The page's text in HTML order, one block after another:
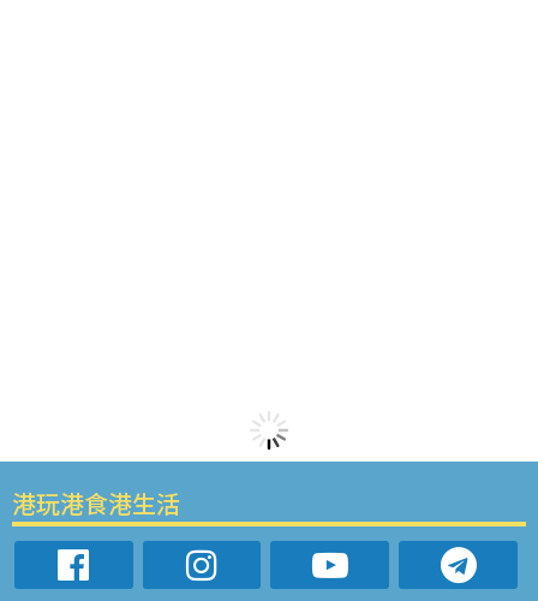
港玩港食港生活